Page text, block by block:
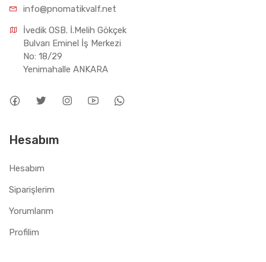
info@pnomatikvalf.net
İvedik OSB. İ.Melih Gökçek
Bulvarı Eminel İş Merkezi
No: 18/29
Yenimahalle ANKARA
Hesabım
Hesabım
Siparişlerim
Yorumlarım
Profilim